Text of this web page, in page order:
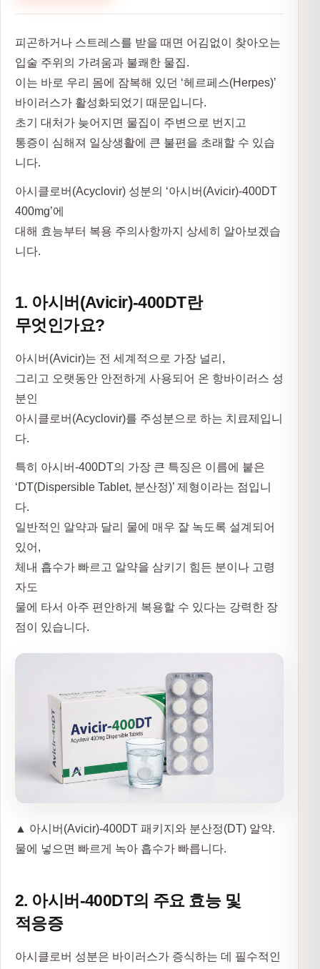
피곤하거나 스트레스를 받을 때면 어김없이 찾아오는
입술 주위의 가려움과 불쾌한 물집.
이는 바로 우리 몸에 잠복해 있던 ‘헤르페스(Herpes)’
바이러스가 활성화되었기 때문입니다.
초기 대처가 늦어지면 물집이 주변으로 번지고
통증이 심해져 일상생활에 큰 불편을 초래할 수 있습
니다.
아시클로버(Acyclovir) 성분의 ‘아시버(Avicir)-400DT
400mg’에
대해 효능부터 복용 주의사항까지 상세히 알아보겠습
니다.
1. 아시버(Avicir)-400DT란
무엇인가요?
아시버(Avicir)는 전 세계적으로 가장 널리,
그리고 오랫동안 안전하게 사용되어 온 항바이러스 성
분인
아시클로버(Acyclovir)를 주성분으로 하는 치료제입니
다.
특히 아시버-400DT의 가장 큰 특징은 이름에 붙은
‘DT(Dispersible Tablet, 분산정)’ 제형이라는 점입니
다.
일반적인 알약과 달리 물에 매우 잘 녹도록 설계되어
있어,
체내 흡수가 빠르고 알약을 삼키기 힘든 분이나 고령
자도
물에 타서 아주 편안하게 복용할 수 있다는 강력한 장
점이 있습니다.
▲ 아시버(Avicir)-400DT 패키지와 분산정(DT) 알약.
물에 넣으면 빠르게 녹아 흡수가 빠릅니다.
2. 아시버-400DT의 주요 효능 및
적응증
아시클로버 성분은 바이러스가 증식하는 데 필수적인